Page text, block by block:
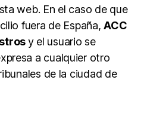
web. En el caso de que
fuera de España,ACC
y el usuario se
a cualquier otro
de la ciudad de